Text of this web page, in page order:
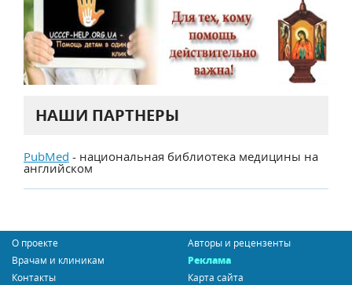
НАШИ ПАРТНЕРЫ
PubMed - национальная библиотека медицины на
английском
О проекте
Авторы и рецензенты
Врачам и клиникам
Реклама
Контакты
Карта сайта